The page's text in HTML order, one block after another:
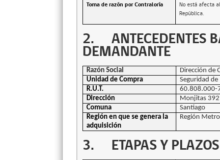
Toma de razón por Contraloría
No está afecta
República.
2. ANTECEDENTES
DEMANDANTE
Razón Social
Dirección de
Unidad de Compra
Seguridad
R.U.T.
60.808.000-
Dirección
Monjitas
Comuna
Santiago
Región en que se genera la
adquisición
Región
3. ETAPAS Y PLAZOS